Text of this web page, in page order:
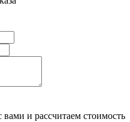
и рассчитаем стоимость